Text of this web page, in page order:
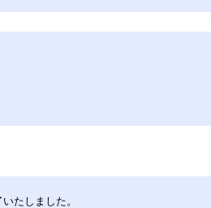
たしました。